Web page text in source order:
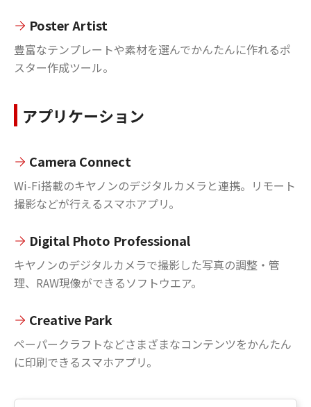
Poster Artist
豊富なテンプレートや素材を選んでかんたんに作れるポ
スター作成ツール。
アプリケーション
Camera Connect
Wi-Fi搭載のキヤノンのデジタルカメラと連携。リモート
撮影などが行えるスマホアプリ。
Digital Photo Professional
キヤノンのデジタルカメラで撮影した写真の調整・管
理、RAW現像ができるソフトウエア。
Creative Park
ペーパークラフトなどさまざまなコンテンツをかんたん
に印刷できるスマホアプリ。